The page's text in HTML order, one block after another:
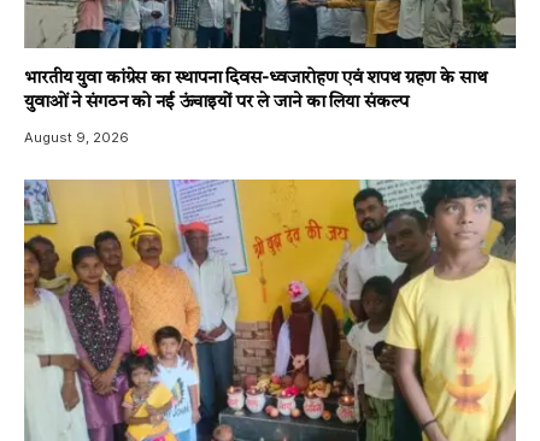
भारतीय युवा कांग्रेस का स्थापना दिवस-ध्वजारोहण एवं शपथ ग्रहण के साथ
युवाओं ने संगठन को नई ऊंचाइयों पर ले जाने का लिया संकल्प
August 9, 2026